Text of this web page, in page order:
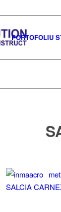
PORTOFOLIU